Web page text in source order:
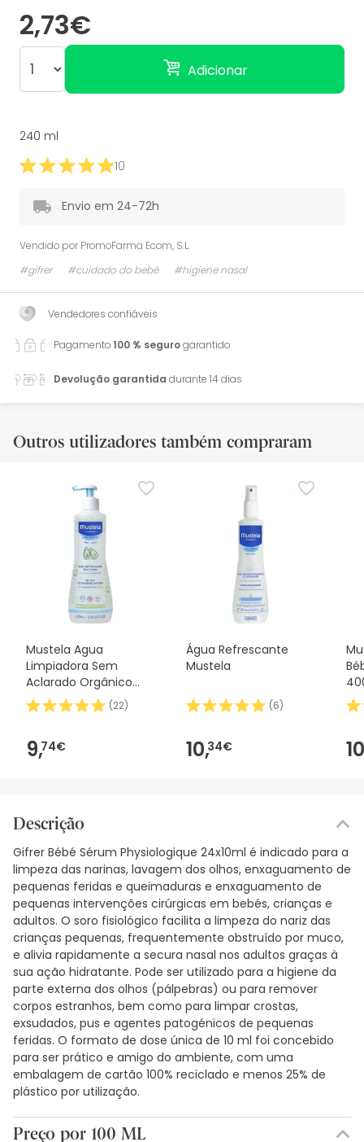
2,73€
Adicionar
240 ml
10
Envio em 24-72h
Vendido por PromoFarma Ecom, S.L.
#gifrer
#cuidado do bebé #higiene nasal
Vendedores confiáveis
Pagamento100 % segurogarantido
Devolução garantida durante 14 dias
Outros utilizadores também compraram
Mustela Agua
Limpiadora Sem
Aclarado Orgânico
500ml
(22)
9,74€
Água Refrescante
Mustela
(6)
10,34€
Descrição
Gifrer Bébé Sérum Physiologique 24x10ml é indicado para a
limpeza das narinas, lavagem dos olhos, enxaguamento de
pequenas feridas e queimaduras e enxaguamento de
pequenas intervenções cirúrgicas em bebés, crianças e
adultos. O soro fisiológico facilita a limpeza do nariz das
crianças pequenas, frequentemente obstruído por muco,
e alivia rapidamente a secura nasal nos adultos graças à
sua ação hidratante. Pode ser utilizado para a higiene da
parte externa dos olhos (pálpebras) ou para remover
corpos estranhos, bem como para limpar crostas,
exsudados, pus e agentes patogénicos de pequenas
feridas. O formato de dose única de 10 ml foi concebido
para ser prático e amigo do ambiente, com uma
embalagem de cartão 100% reciclado e menos 25% de
plástico por utilização.
Preço por 100 ML